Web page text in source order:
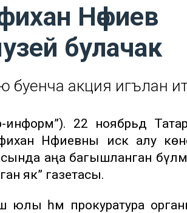
Нәфиев
булачак
акция игълан
информ”). 22 ноябрьдә
Нәфиевны искә алу
аңа багышланган
як” газетасы.
юлы һәм прокуратура